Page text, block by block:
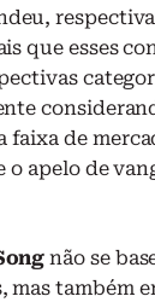
que esses
faixa de
apelo de
não se
mas também